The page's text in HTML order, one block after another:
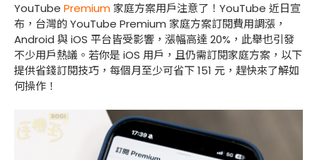
YouTube Premium 家庭方案用戶注意了！YouTube 近日宣
布，台灣的 YouTube Premium 家庭方案訂閱費用調漲，
Android 與 iOS 平台皆受影響，漲幅高達 20%，此舉也引發
不少用戶熱議。若你是 iOS 用戶，且仍需訂閱家庭方案，以下
提供省錢訂閱技巧，每個月至少可省下 151 元，趕快來了解如
何操作！